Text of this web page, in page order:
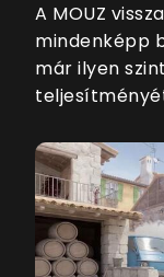
A MOUZ
mindenképp
már ilyen